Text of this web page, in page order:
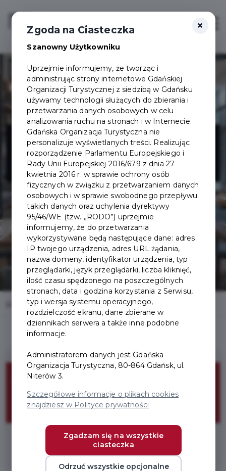
Login/Rejestracja
Restauracja
Mercato
Home Oferty Restauracja Mercato
Menu degustacyjne
Smaki Gdańska
* Wymagany Pakiet Smaki Gdańska Solo
×
Zgoda na Ciasteczka
Szanowny Użytkowniku
Uprzejmie informujemy, że tworząc i
administrując strony internetowe Gdańskiej
Organizacji Turystycznej z siedzibą w Gdańsku
używamy technologii służących do zbierania i
przetwarzania danych osobowych w celu
analizowania ruchu na stronach i w Internecie.
Gdańska Organizacja Turystyczna nie
personalizuje wyświetlanych treści. Realizując
rozporządzenie Parlamentu Europejskiego i
Rady Unii Europejskiej 2016/679 z dnia 27
kwietnia 2016 r. w sprawie ochrony osób
fizycznych w związku z przetwarzaniem danych
osobowych i w sprawie swobodnego przepływu
takich danych oraz uchylenia dyrektywy
95/46/WE (tzw. „RODO”) uprzejmie
informujemy, że do przetwarzania
wykorzystywane będą następujące dane: adres
IP twojego urządzenia, adres URL żądania,
nazwa domeny, identyfikator urządzenia, typ
przeglądarki, język przeglądarki, liczba kliknięć,
ilość czasu spędzonego na poszczególnych
stronach, data i godzina korzystania z Serwisu,
typ i wersja systemu operacyjnego,
rozdzielczość ekranu, dane zbierane w
dziennikach serwera a także inne podobne
informacje.
Administratorem danych jest Gdańska
Organizacja Turystyczna, 80-864 Gdańsk, ul.
Niterów 3.
Szczegółowe informacje o plikach cookies
znajdziesz w Polityce prywatności
Zgadzam się na wszystkie
ciasteczka
Odrzuć wszystkie opcjonalne